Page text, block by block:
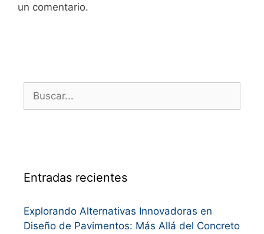
un comentario.
Entradas recientes
Explorando Alternativas Innovadoras en
Diseño de Pavimentos: Más Allá del Concreto